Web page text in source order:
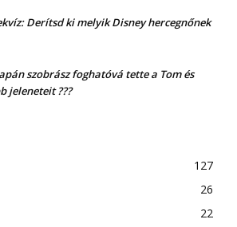
Derítsd ki melyik Disney hercegnőnek
szobrász foghatóvá tette a Tom és
jeleneteit ???
127
26
22